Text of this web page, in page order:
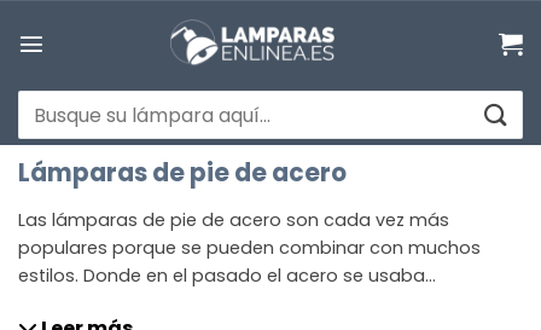
Buscar
por:
Lámparas de pie de acero
Las lámparas de pie de acero son cada vez más
populares porque se pueden combinar con muchos
estilos. Donde en el pasado el acero se usaba